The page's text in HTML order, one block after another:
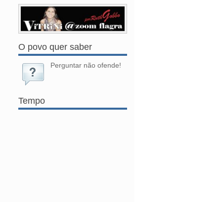
O povo quer saber
Perguntar não ofende!
Tempo